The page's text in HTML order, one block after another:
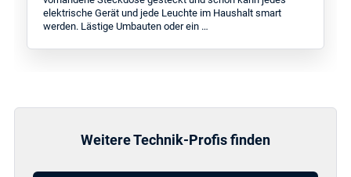
elektrische Gerät und jede Leuchte im Haushalt smart
werden. Lästige Umbauten oder ein …
Weitere Technik-Profis finden